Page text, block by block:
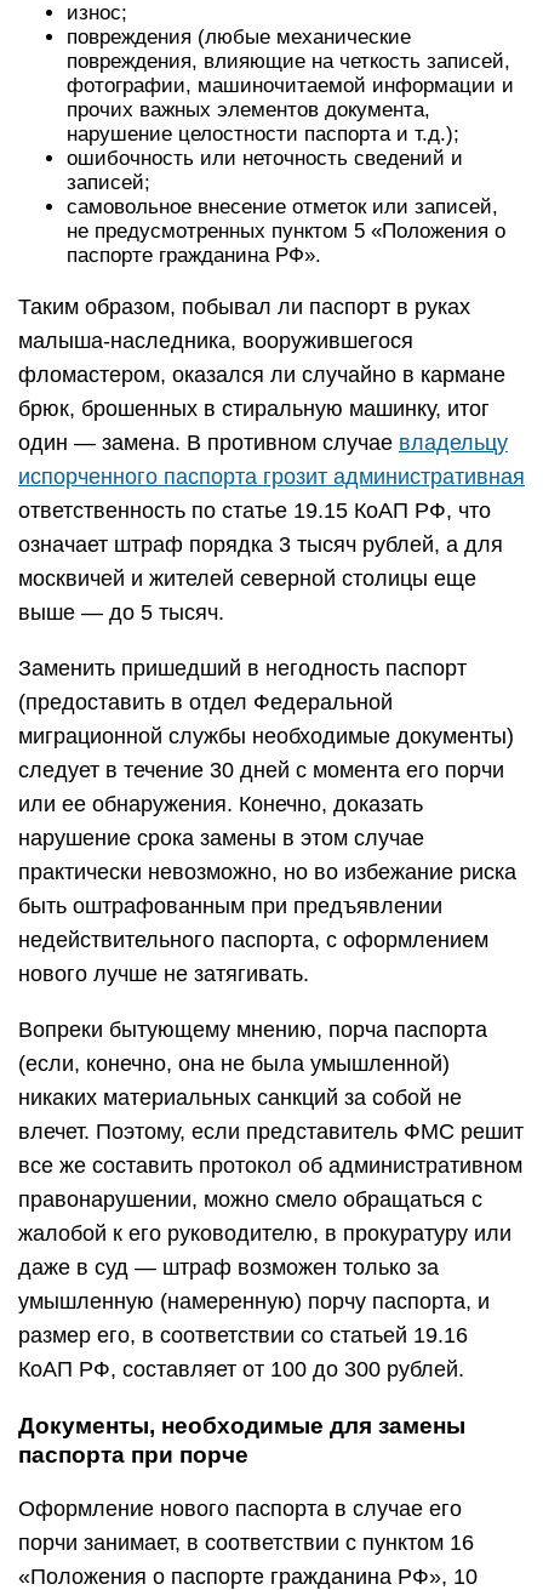
износ;
повреждения (любые механические
повреждения, влияющие на четкость записей,
фотографии, машиночитаемой информации и
прочих важных элементов документа,
нарушение целостности паспорта и т.д.);
ошибочность или неточность сведений и
записей;
самовольное внесение отметок или записей,
не предусмотренных пунктом 5 «Положения о
паспорте гражданина РФ».
Таким образом, побывал ли паспорт в руках
малыша-наследника, вооружившегося
фломастером, оказался ли случайно в кармане
брюк, брошенных в стиральную машинку, итог
один — замена. В противном случае владельцу
испорченного паспорта грозит административная
ответственность по статье 19.15 КоАП РФ, что
означает штраф порядка 3 тысяч рублей, а для
москвичей и жителей северной столицы еще
выше — до 5 тысяч.
Заменить пришедший в негодность паспорт
(предоставить в отдел Федеральной
миграционной службы необходимые документы)
следует в течение 30 дней с момента его порчи
или ее обнаружения. Конечно, доказать
нарушение срока замены в этом случае
практически невозможно, но во избежание риска
быть оштрафованным при предъявлении
недействительного паспорта, с оформлением
нового лучше не затягивать.
Вопреки бытующему мнению, порча паспорта
(если, конечно, она не была умышленной)
никаких материальных санкций за собой не
влечет. Поэтому, если представитель ФМС решит
все же составить протокол об административном
правонарушении, можно смело обращаться с
жалобой к его руководителю, в прокуратуру или
даже в суд — штраф возможен только за
умышленную (намеренную) порчу паспорта, и
размер его, в соответствии со статьей 19.16
КоАП РФ, составляет от 100 до 300 рублей.
Документы, необходимые для замены
паспорта при порче
Оформление нового паспорта в случае его
порчи занимает, в соответствии с пунктом 16
«Положения о паспорте гражданина РФ», 10